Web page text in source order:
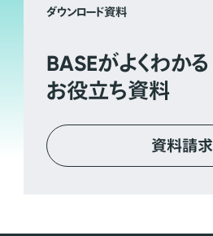
ダウンロード資料
BASEがよくわかる
お役立ち資料
資料請求